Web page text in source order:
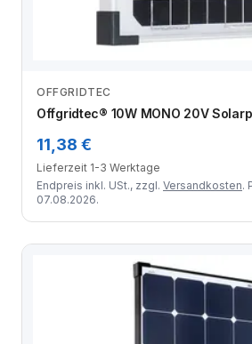
OFFGRIDTEC
Offgridtec® 10W MONO 20V
11,38 €
Lieferzeit 1-3 Werktage
Endpreis inkl. USt., zzgl. Versandkosten.
07.08.2026.